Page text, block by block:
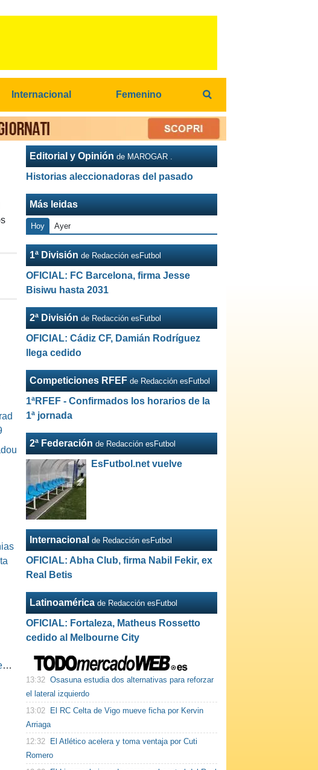
Internacional Femenino
Editorial y Opinión de MAROGAR .
Historias aleccionadoras del pasado
Más leidas
Hoy Ayer
1ª División de Redacción esFutbol
OFICIAL: FC Barcelona, firma Jesse
Bisiwu hasta 2031
2ª División de Redacción esFutbol
OFICIAL: Cádiz CF, Damián Rodríguez
llega cedido
Competiciones RFEF de Redacción esFutbol
1ªRFEF - Confirmados los horarios de la
1ª jornada
2ª Federación de Redacción esFutbol
EsFutbol.net vuelve
Internacional de Redacción esFutbol
OFICIAL: Abha Club, firma Nabil Fekir, ex
Real Betis
Latinoamérica de Redacción esFutbol
OFICIAL: Fortaleza, Matheus Rossetto
cedido al Melbourne City
13:32 Osasuna estudia dos alternativas para reforzar
el lateral izquierdo
13:02
El RC Celta de Vigo mueve ficha por Kervin
Arriaga
12:32
El Atlético acelera y toma ventaja por Cuti
Romero